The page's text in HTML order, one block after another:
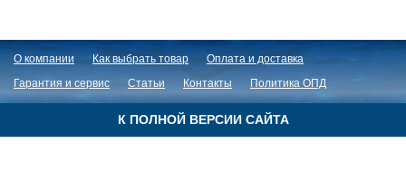
О компании Как выбрать товар
Оплата и доставка
Гарантия и сервис
Статьи Контакты Политика ОПД
К ПОЛНОЙ ВЕРСИИ САЙТА